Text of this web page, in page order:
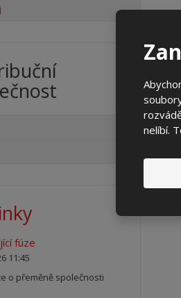
nelíbí.
fúze
11:45
o přeměně společnosti